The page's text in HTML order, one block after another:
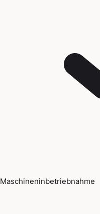
Maschineninbetriebnahme